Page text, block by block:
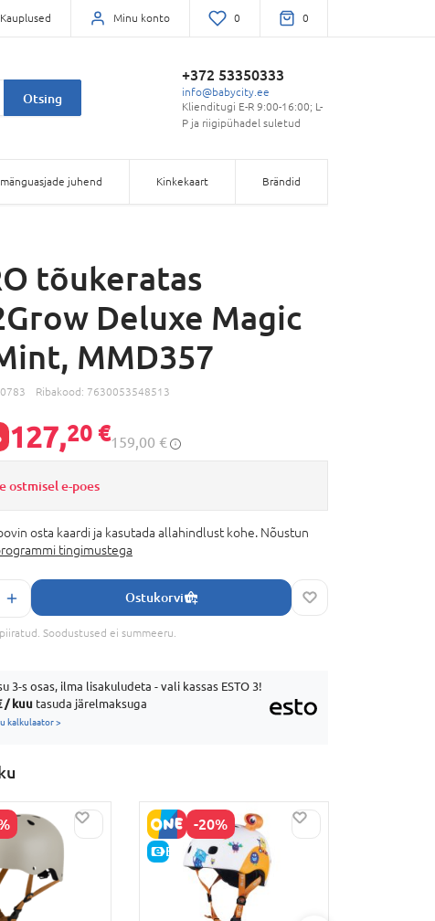
Kauplused Minu konto 0 0
Otsing
+372 53350333
info@babycity.ee
Klienditugi E-R 9:00-16:00; L-
P ja riigipühadel suletud
juhend Kinkekaart Brändid
tõukeratas
Deluxe Magic
MMD357
Ribakood: 7630053548513
127,20 €159,00 €
ostmisel e-poes
osta kaardi ja kasutada allahindlust kohe. Nõustun
tingimustega
Ostukorvi
Soodustused ei summeeru.
3-s osas, ilma lisakuludeta - vali kassas ESTO 3!
/ kuu tasuda järelmaksuga
kalkulaator >
-20%
E-HIND